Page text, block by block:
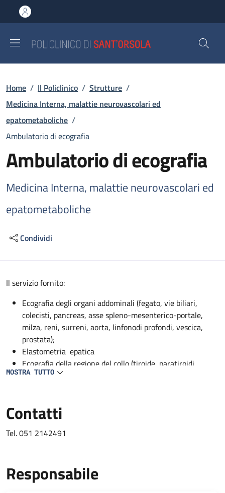
al contenuto principale
to footer content
Briciole di pane
Home / Il Policlinico / Strutture /
Medicina Interna, malattie neurovascolari ed
epatometaboliche /
Ambulatorio di ecografia
Ambulatorio di ecografia
Medicina Interna, malattie neurovascolari ed
epatometaboliche
Condividi
Descrizione
Il servizio fornito:
Ecografia degli organi addominali (fegato, vie biliari,
colecisti, pancreas, asse spleno-mesenterico-portale,
milza, reni, surreni, aorta, linfonodi profondi, vescica,
prostata);
Elastometria epatica
Ecografia della regione del collo (tiroide, paratiroidi,
ghiandole sottomandibolari, parotidi);
arteria epatica, arteria mesenterica superiore, arteria
EcocolorDoppler dei vasi del collo (carotidi, vertebrali,
Stroke)
MOSTRA TUTTO
Contatti
Tel. 051 2142491
Responsabile